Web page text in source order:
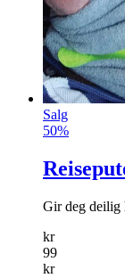
Salg
50%
Gir deg deilig
kr
99
kr